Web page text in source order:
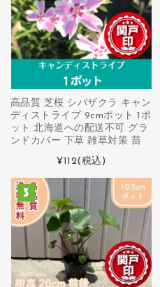
高品質 芝桜 シバザクラ キャン
ディストライプ 9cmポット 1ポ
ット 北海道への配送不可 グラ
ンドカバー 下草 雑草対策 苗
¥112(税込)